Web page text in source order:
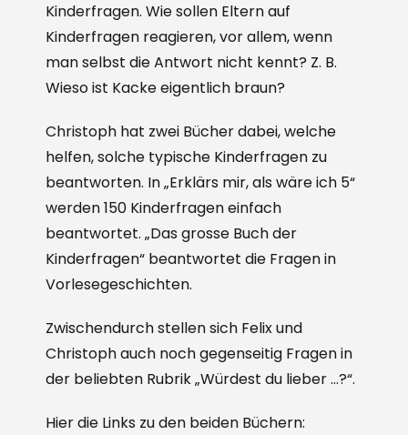
Kinderfragen. Wie sollen Eltern auf
Kinderfragen reagieren, vor allem, wenn
man selbst die Antwort nicht kennt? Z. B.
Wieso ist Kacke eigentlich braun?
Christoph hat zwei Bücher dabei, welche
helfen, solche typische Kinderfragen zu
beantworten. In „Erklärs mir, als wäre ich 5“
werden 150 Kinderfragen einfach
beantwortet. „Das grosse Buch der
Kinderfragen“ beantwortet die Fragen in
Vorlesegeschichten.
Zwischendurch stellen sich Felix und
Christoph auch noch gegenseitig Fragen in
der beliebten Rubrik „Würdest du lieber …?“.
Hier die Links zu den beiden Büchern: